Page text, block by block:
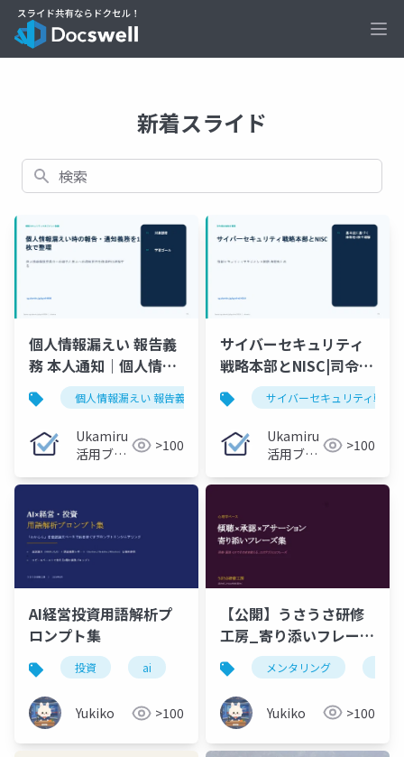
新着スライド
検索
個人情報漏えい 報告義
務 本人通知｜個人情報
漏えい時の報告・通知
義務を1枚で整理
個人情報漏えい 報告義務 本人通知 情報セキュリティマネ
Ukamiru
活用ブロ
>100
サイバーセキュリティ
戦略本部とNISC|司令塔
の体制を整理サイバーセキュリティ戦略
Ukamiru
活用ブロ
>100
AI経営投資用語解析プ
ロンプト集
投資 ai
Yukiko >100
【公開】うさうさ研修
工房_寄り添いフレーズ
集 研修・面談・OJT
でそのまま使える、21
カテゴリ132フレーズ
メンタリング
Yukiko >100